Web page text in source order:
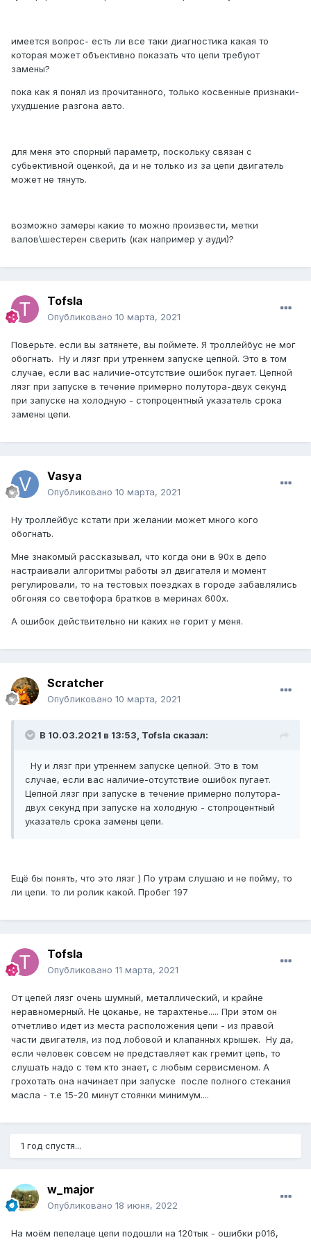
имеется вопрос- есть ли все таки диагностика какая то
которая может объективно показать что цепи требуют
замены?
пока как я понял из прочитанного, только косвенные признаки-
ухудшение разгона авто.
для меня это спорный параметр, поскольку связан с
субьективной оценкой, да и не только из за цепи двигатель
может не тянуть.
возможно замеры какие то можно произвести, метки
валов\шестерен сверить (как например у ауди)?
Tofsla
Опубликовано 10 марта, 2021
Поверьте. если вы затянете, вы поймете. Я троллейбус не мог
обогнать. Ну и лязг при утреннем запуске цепной. Это в том
случае, если вас наличие-отсутствие ошибок пугает. Цепной
лязг при запуске в течение примерно полутора-двух секунд
при запуске на холодную - стопроцентный указатель срока
замены цепи.
Vasya
Опубликовано 10 марта, 2021
Ну троллейбус кстати при желании может много кого
обогнать.
Мне знакомый рассказывал, что когда они в 90х в депо
настраивали алгоритмы работы эл двигателя и момент
регулировали, то на тестовых поездках в городе забавлялись
обгоняя со светофора братков в меринах 600х.
А ошибок действительно ни каких не горит у меня.
Scratcher
Опубликовано 10 марта, 2021
В 10.03.2021 в 13:53, Tofsla сказал:
Ну и лязг при утреннем запуске цепной. Это в том
случае, если вас наличие-отсутствие ошибок пугает.
Цепной лязг при запуске в течение примерно полутора-
двух секунд при запуске на холодную - стопроцентный
указатель срока замены цепи.
Ещё бы понять, что это лязг ) По утрам слушаю и не пойму, то
ли цепи. то ли ролик какой. Пробег 197
Tofsla
Опубликовано 11 марта, 2021
От цепей лязг очень шумный, металлический, и крайне
неравномерный. Не цоканье, не тарахтенье..... При этом он
отчетливо идет из места расположения цепи - из правой
части двигателя, из под лобовой и клапанных крышек. Ну да,
если человек совсем не представляет как гремит цепь, то
слушать надо с тем кто знает, с любым сервисменом. А
грохотать она начинает при запуске после полного стекания
масла - т.е 15-20 минут стоянки минимум....
1 год спустя...
w_major
Опубликовано 18 июня, 2022
На моём пепелаце цепи подошли на 120тык - ошибки p016,